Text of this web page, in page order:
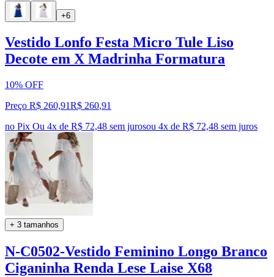
+6
Vestido Lonfo Festa Micro Tule Liso
Decote em X Madrinha Formatura
10% OFF
Preço R$ 260,91R$ 260,91
no Pix Ou 4x de R$ 72,48 sem jurosou 4x de R$ 72,48 sem juros
+ 3 tamanhos
N-C0502-Vestido Feminino Longo Branco
Ciganinha Renda Lese Laise X68